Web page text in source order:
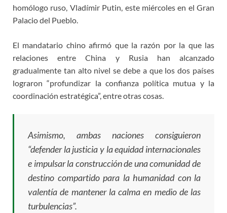
homólogo ruso, Vladímir Putin, este miércoles en el Gran
Palacio del Pueblo.
El mandatario chino afirmó que la razón por la que las
relaciones entre China y Rusia han alcanzado
gradualmente tan alto nivel se debe a que los dos países
lograron “profundizar la confianza política mutua y la
coordinación estratégica”, entre otras cosas.
Asimismo, ambas naciones consiguieron
“defender la justicia y la equidad internacionales
e impulsar la construcción de una comunidad de
destino compartido para la humanidad con la
valentía de mantener la calma en medio de las
turbulencias”.